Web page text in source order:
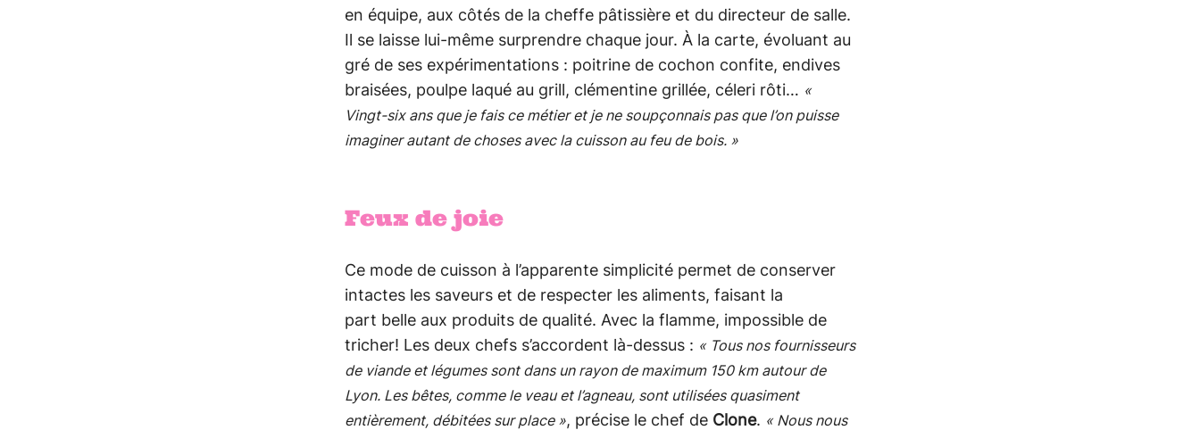
en équipe, aux côtés de la cheffe pâtissière et du directeur de salle.
Il se laisse lui-même surprendre chaque jour. À la carte, évoluant au
gré de ses expérimentations : poitrine de cochon confite, endives
braisées, poulpe laqué au grill, clémentine grillée, céleri rôti… «
Vingt-six ans que je fais ce métier et je ne soupçonnais pas que l’on puisse
imaginer autant de choses avec la cuisson au feu de bois. »
Feux de joie
Ce mode de cuisson à l’apparente simplicité permet de conserver
intactes les saveurs et de respecter les aliments, faisant la
part belle aux produits de qualité. Avec la flamme, impossible de
tricher! Les deux chefs s’accordent là-dessus : « Tous nos fournisseurs
de viande et légumes sont dans un rayon de maximum 150 km autour de
Lyon. Les bêtes, comme le veau et l’agneau, sont utilisées quasiment
entièrement, débitées sur place », précise le chef de Clone. « Nous nous